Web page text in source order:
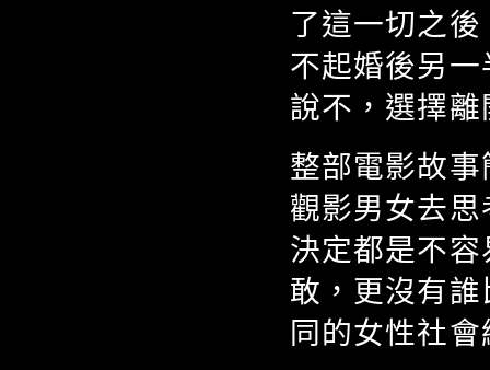
了這一切之
不起婚後另
說不，選擇
整部電影故
觀影男女去
決定都是不
敢，更沒有
同的女性社